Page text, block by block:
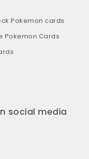
Pokemon cards
Pokemon Cards
social media